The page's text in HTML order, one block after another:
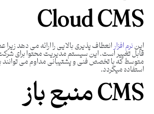
Cloud CMS
ایننرم افزارانعطاف پذیری بالایی را ارائه می دهد زیرا
قابل تغییر است. این سیستم مدیریت محتوا برای
متوسط ​​که با تخصص فنی و پشتیبانی مداوم می توانند به
استفاده میگردد.
CMS منبع باز